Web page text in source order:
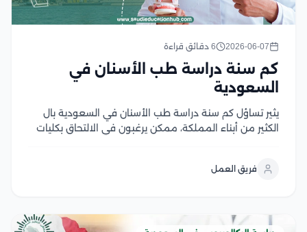
2026-06-07 6 دقائق قراءة
كم سنة دراسة طب الأسنان في
السعودية
يثير تساؤل كم سنة دراسة طب الأسنان في السعودية بال
الكثير من أبناء المملكة، ممكن يرغبون في الالتحاق بكليات
عليها، وتحرص الجامعات السعودية على...
فريق العمل